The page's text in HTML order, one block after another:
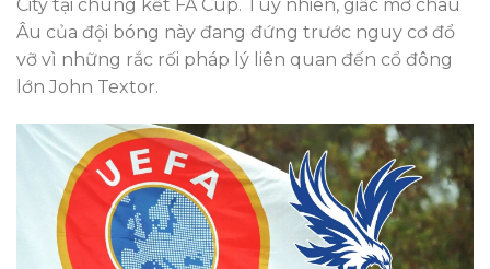
City tại chung kết FA Cup. Tuy nhiên, giấc mơ châu
Âu của đội bóng này đang đứng trước nguy cơ đổ
vỡ vì những rắc rối pháp lý liên quan đến cổ đông
lớn John Textor.